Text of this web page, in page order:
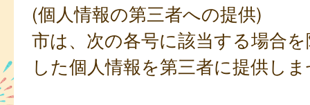
(個人情報の第三者への提供)
市は、次の各号に該当する場合
した個人情報を第三者に提供し